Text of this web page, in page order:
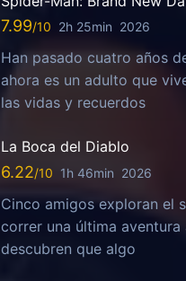
7.99 2h 25min 2026
Han pasado cuatro años
ahora es un adulto que
las vidas y recuerdos
La Boca del Diablo
6.22 1h 46min 2026
Cinco amigos exploran el
correr una última
descubren que algo